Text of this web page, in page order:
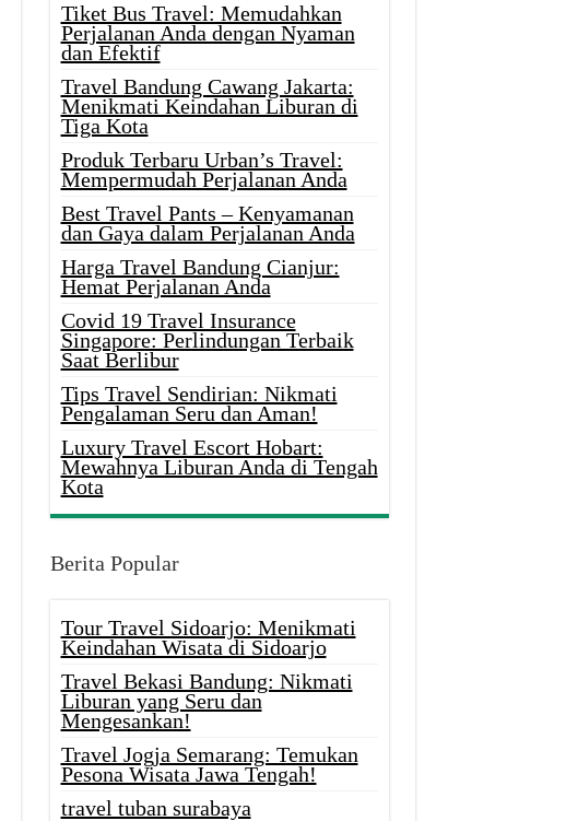
Tiket Bus Travel: Memudahkan
Perjalanan Anda dengan Nyaman
dan Efektif
Travel Bandung Cawang Jakarta:
Menikmati Keindahan Liburan di
Tiga Kota
Produk Terbaru Urban’s Travel:
Mempermudah Perjalanan Anda
Best Travel Pants – Kenyamanan
dan Gaya dalam Perjalanan Anda
Harga Travel Bandung Cianjur:
Hemat Perjalanan Anda
Covid 19 Travel Insurance
Singapore: Perlindungan Terbaik
Saat Berlibur
Tips Travel Sendirian: Nikmati
Pengalaman Seru dan Aman!
Luxury Travel Escort Hobart:
Mewahnya Liburan Anda di Tengah
Kota
Berita Popular
Tour Travel Sidoarjo: Menikmati
Keindahan Wisata di Sidoarjo
Travel Bekasi Bandung: Nikmati
Liburan yang Seru dan
Mengesankan!
Travel Jogja Semarang: Temukan
Pesona Wisata Jawa Tengah!
travel tuban surabaya